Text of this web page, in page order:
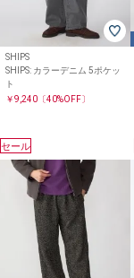
SHIPS
SHIPS: カラーデニム 5ポケッ
ト
￥9,240 〔40%OFF〕
セール